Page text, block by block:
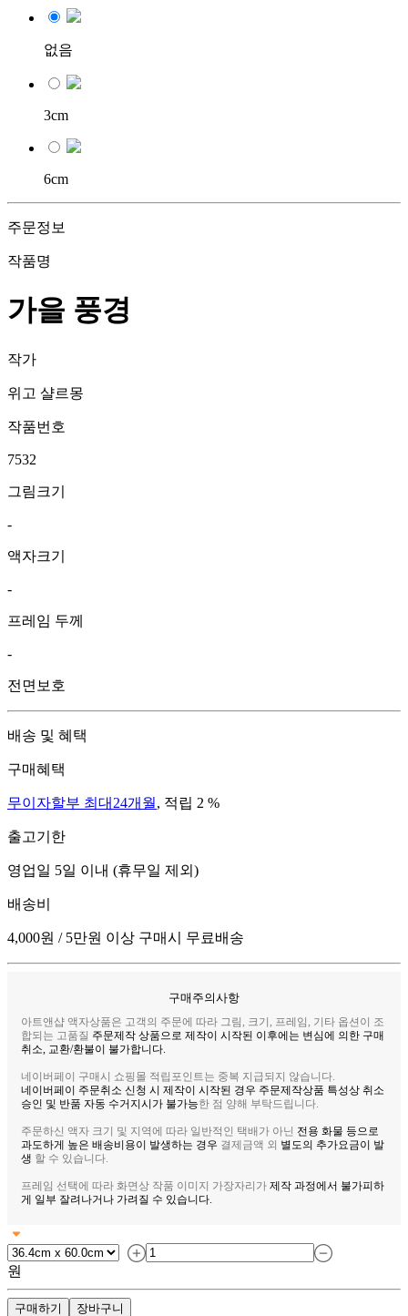
없음
3cm
6cm
주문정보
작품명
가을 풍경
작가
위고 샬르몽
작품번호
7532
그림크기
-
액자크기
-
프레임 두께
-
전면보호
배송 및 혜택
구매혜택
무이자할부 최대24개월, 적립 2 %
출고기한
영업일 5일 이내 (휴무일 제외)
배송비
4,000원 / 5만원 이상 구매시 무료배송
구매주의사항
아트앤샵 액자상품은 고객의 주문에 따라 그림, 크기, 프레임, 기타 옵션이 조
합되는 고품질 주문제작 상품으로 제작이 시작된 이후에는 변심에 의한 구매
취소, 교환/환불이 불가합니다.
네이버페이 구매시 쇼핑몰 적립포인트는 중복 지급되지 않습니다.
네이버페이 주문취소 신청 시 제작이 시작된 경우 주문제작상품 특성상 취소
승인 및 반품 자동 수거지시가 불가능한 점 양해 부탁드립니다.
주문하신 액자 크기 및 지역에 따라 일반적인 택배가 아닌 전용 화물 등으로
과도하게 높은 배송비용이 발생하는 경우 결제금액 외 별도의 추가요금이 발
생 할 수 있습니다.
프레임 선택에 따라 화면상 작품 이미지 가장자리가 제작 과정에서 불가피하
게 일부 잘려나거나 가려질 수 있습니다.
원
구매하기 장바구니